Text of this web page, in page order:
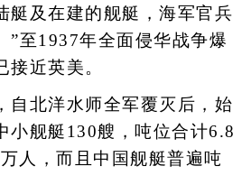
艇及在建的舰艇，海军官兵
”至1937年全面侵华战争爆
接近英美。
北洋水师全军覆灭后，始
小舰艇130艘，吨位合计6.8
人，而且中国舰艇普遍吨